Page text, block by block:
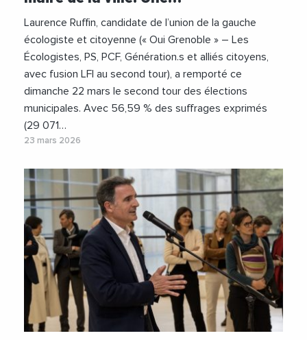
Laurence Ruffin, candidate de l’union de la gauche
écologiste et citoyenne (« Oui Grenoble » – Les
Écologistes, PS, PCF, Génération.s et alliés citoyens,
avec fusion LFI au second tour), a remporté ce
dimanche 22 mars le second tour des élections
municipales. Avec 56,59 % des suffrages exprimés
(29 071…
23 mars 2026